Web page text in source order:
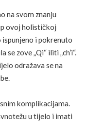
na svom znanju
ovoj holističkoj
i pokrenuto
zove „Qi“ iliti „ch’i“.
odražava se na
komplikacijama.
u tijelo i imati